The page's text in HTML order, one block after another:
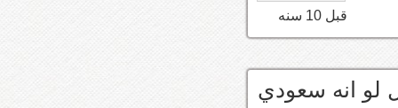
قبل 10 سنه
300 الف ريال لو انه سعودي